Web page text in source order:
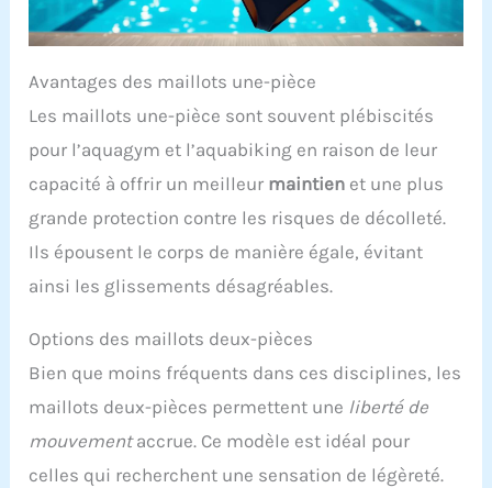
Avantages des maillots une-pièce
Les maillots une-pièce sont souvent plébiscités
pour l’aquagym et l’aquabiking en raison de leur
capacité à offrir un meilleur maintien et une plus
grande protection contre les risques de décolleté.
Ils épousent le corps de manière égale, évitant
ainsi les glissements désagréables.
Options des maillots deux-pièces
Bien que moins fréquents dans ces disciplines, les
maillots deux-pièces permettent une liberté de
mouvementaccrue. Ce modèle est idéal pour
celles qui recherchent une sensation de légèreté.